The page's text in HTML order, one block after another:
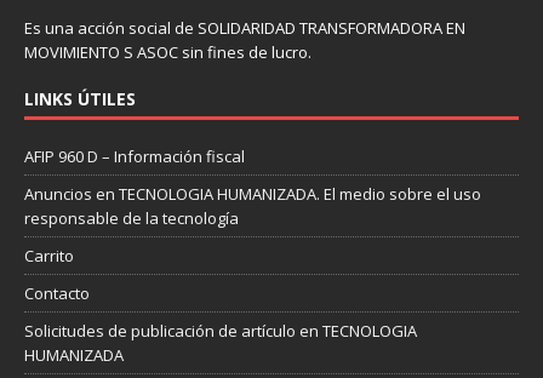
Es una acción social de SOLIDARIDAD TRANSFORMADORA EN
MOVIMIENTO S ASOC sin fines de lucro.
LINKS ÚTILES
AFIP 960 D – Información fiscal
Anuncios en TECNOLOGIA HUMANIZADA. El medio sobre el uso
responsable de la tecnología
Carrito
Contacto
Solicitudes de publicación de artículo en TECNOLOGIA
HUMANIZADA